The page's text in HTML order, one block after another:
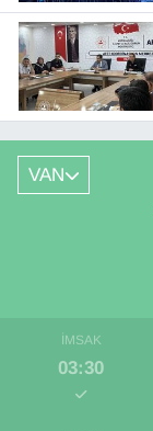
VAN
İMSAK
03:30